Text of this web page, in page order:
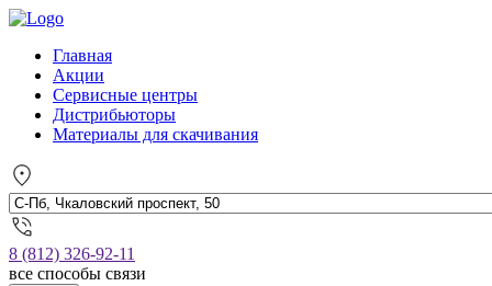
Главная
Акции
Сервисные центры
Дистрибьюторы
Материалы для скачивания
8 (812) 326-92-11
все способы связи